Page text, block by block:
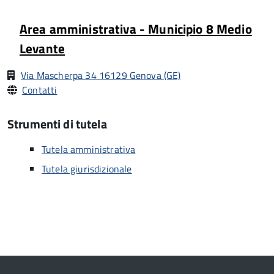
Area amministrativa - Municipio 8 Medio
Levante
Via Mascherpa 34 16129 Genova (GE)
Contatti
Strumenti di tutela
Tutela amministrativa
Tutela giurisdizionale